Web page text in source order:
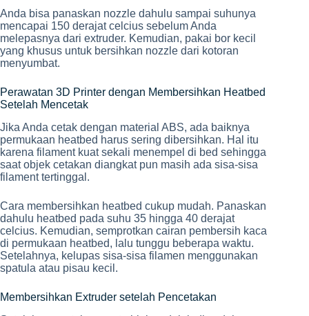
Anda bisa panaskan nozzle dahulu sampai suhunya
mencapai 150 derajat celcius sebelum Anda
melepasnya dari extruder. Kemudian, pakai bor kecil
yang khusus untuk bersihkan nozzle dari kotoran
menyumbat.
Perawatan 3D Printer dengan Membersihkan Heatbed
Setelah Mencetak
Jika Anda cetak dengan material ABS, ada baiknya
permukaan heatbed harus sering dibersihkan. Hal itu
karena filament kuat sekali menempel di bed sehingga
saat objek cetakan diangkat pun masih ada sisa-sisa
filament tertinggal.
Cara membersihkan heatbed cukup mudah. Panaskan
dahulu heatbed pada suhu 35 hingga 40 derajat
celcius. Kemudian, semprotkan cairan pembersih kaca
di permukaan heatbed, lalu tunggu beberapa waktu.
Setelahnya, kelupas sisa-sisa filamen menggunakan
spatula atau pisau kecil.
Membersihkan Extruder setelah Pencetakan